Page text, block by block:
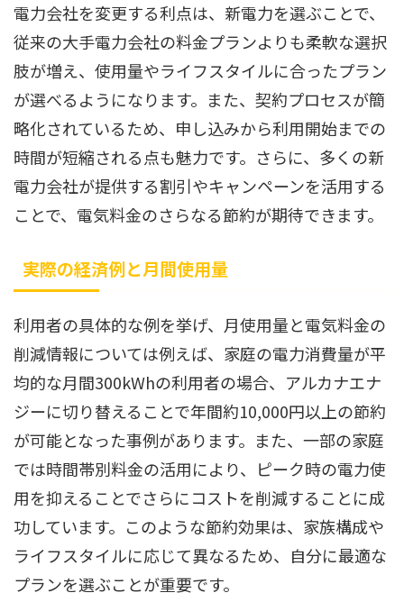
電力会社を変更する利点は、新電力を選ぶことで、
従来の大手電力会社の料金プランよりも柔軟な選択
肢が増え、使用量やライフスタイルに合ったプラン
が選べるようになります。また、契約プロセスが簡
略化されているため、申し込みから利用開始までの
時間が短縮される点も魅力です。さらに、多くの新
電力会社が提供する割引やキャンペーンを活用する
ことで、電気料金のさらなる節約が期待できます。
実際の経済例と月間使用量
利用者の具体的な例を挙げ、月使用量と電気料金の
削減情報については例えば、家庭の電力消費量が平
均的な月間300kWhの利用者の場合、アルカナエナ
ジーに切り替えることで年間約10,000円以上の節約
が可能となった事例があります。また、一部の家庭
では時間帯別料金の活用により、ピーク時の電力使
用を抑えることでさらにコストを削減することに成
功しています。このような節約効果は、家族構成や
ライフスタイルに応じて異なるため、自分に最適な
プランを選ぶことが重要です。